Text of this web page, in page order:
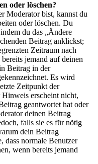
oder löschen?
Moderator bist, kannst du
oder löschen. Du
du das „Ändere
Beitrag anklickst;
Zeitraum nach
jemand auf deinen
Beitrag in der
Es wird
Zeitpunkt der
erscheint nicht,
geantwortet hat oder
deinen Beitrag
falls sie es für nötig
dein Beitrag
dass normale Benutzer
wenn bereits jemand